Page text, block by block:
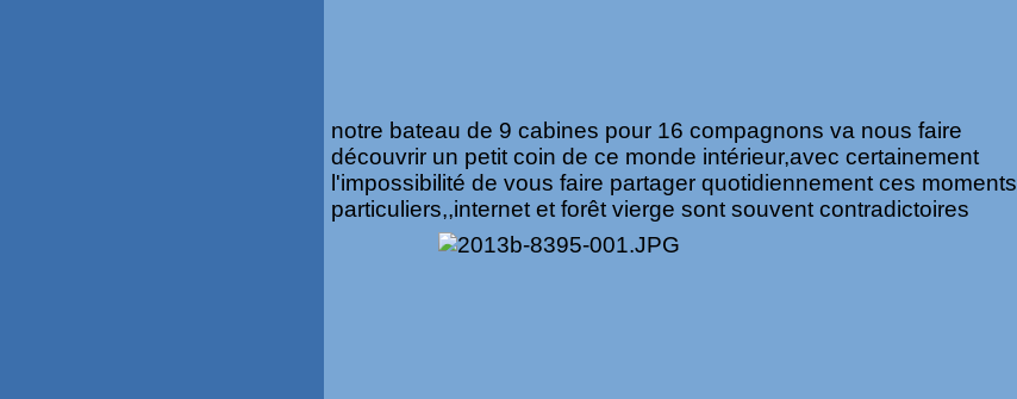
notre bateau de 9 cabines pour 16 compagnons va nous faire
découvrir un petit coin de ce monde intérieur,avec certainement
l'impossibilité de vous faire partager quotidiennement ces moments
particuliers,,internet et forêt vierge sont souvent contradictoires